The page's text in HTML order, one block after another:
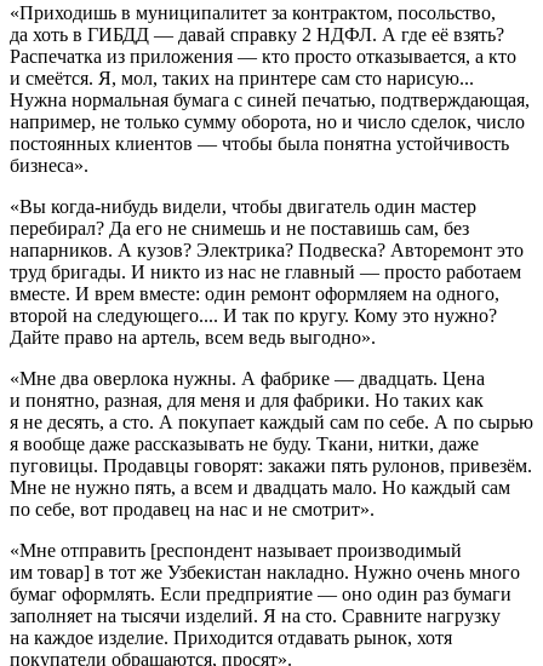
«Приходишь в муниципалитет за контрактом, посольство,
да хоть в ГИБДД — давай справку 2 НДФЛ. А где её взять?
Распечатка из приложения — кто просто отказывается, а кто
и смеётся. Я, мол, таких на принтере сам сто нарисую...
Нужна нормальная бумага с синей печатью, подтверждающая,
например, не только сумму оборота, но и число сделок, число
постоянных клиентов — чтобы была понятна устойчивость
бизнеса».
«Вы когда-нибудь видели, чтобы двигатель один мастер
перебирал? Да его не снимешь и не поставишь сам, без
напарников. А кузов? Электрика? Подвеска? Авторемонт это
труд бригады. И никто из нас не главный — просто работаем
вместе. И врем вместе: один ремонт оформляем на одного,
второй на следующего.... И так по кругу. Кому это нужно?
Дайте право на артель, всем ведь выгодно».
«Мне два оверлока нужны. А фабрике — двадцать. Цена
и понятно, разная, для меня и для фабрики. Но таких как
я не десять, а сто. А покупает каждый сам по себе. А по сырью
я вообще даже рассказывать не буду. Ткани, нитки, даже
пуговицы. Продавцы говорят: закажи пять рулонов, привезём.
Мне не нужно пять, а всем и двадцать мало. Но каждый сам
по себе, вот продавец на нас и не смотрит».
«Мне отправить [респондент называет производимый
им товар] в тот же Узбекистан накладно. Нужно очень много
бумаг оформлять. Если предприятие — оно один раз бумаги
заполняет на тысячи изделий. Я на сто. Сравните нагрузку
на каждое изделие. Приходится отдавать рынок, хотя
покупатели обращаются, просят».